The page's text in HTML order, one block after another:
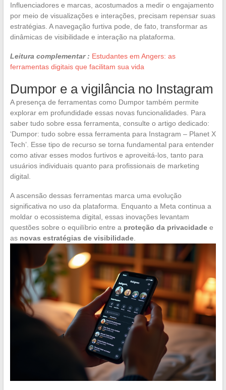
Influenciadores e marcas, acostumados a medir o engajamento
por meio de visualizações e interações, precisam repensar suas
estratégias. A navegação furtiva pode, de fato, transformar as
dinâmicas de visibilidade e interação na plataforma.
Leitura complementar : Estudantes em Angers: as
ferramentas digitais que facilitam sua vida
Dumpor e a vigilância no Instagram
A presença de ferramentas como Dumpor também permite
explorar em profundidade essas novas funcionalidades. Para
saber tudo sobre essa ferramenta, consulte o artigo dedicado:
‘Dumpor: tudo sobre essa ferramenta para Instagram – Planet X
Tech’. Esse tipo de recurso se torna fundamental para entender
como ativar esses modos furtivos e aproveitá-los, tanto para
usuários individuais quanto para profissionais de marketing
digital.
A ascensão dessas ferramentas marca uma evolução
significativa no uso da plataforma. Enquanto a Meta continua a
moldar o ecossistema digital, essas inovações levantam
questões sobre o equilíbrio entre a proteção da privacidadee
as novas estratégias de visibilidade.